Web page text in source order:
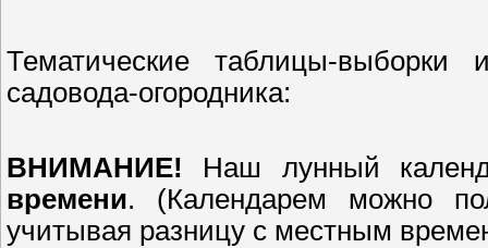
Тематические таблицы-выборки
садовода-огородника:
ВНИМАНИЕ! Наш лунный
времени. (Календарем можно
учитывая разницу с местным